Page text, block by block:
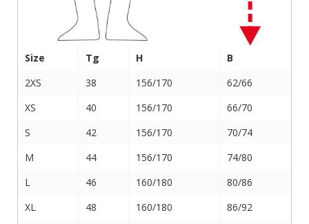
Size Tg H
B
2XS
38 156/170
62/66
XS
40 156/170
66/70
S
42 156/170
70/74
M
44 156/170
74/80
L
46 160/180
80/86
XL
48 160/180
86/92